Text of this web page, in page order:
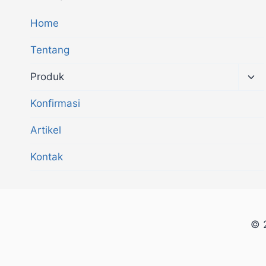
Home
Tentang
Produk
Konfirmasi
Artikel
Kontak
©